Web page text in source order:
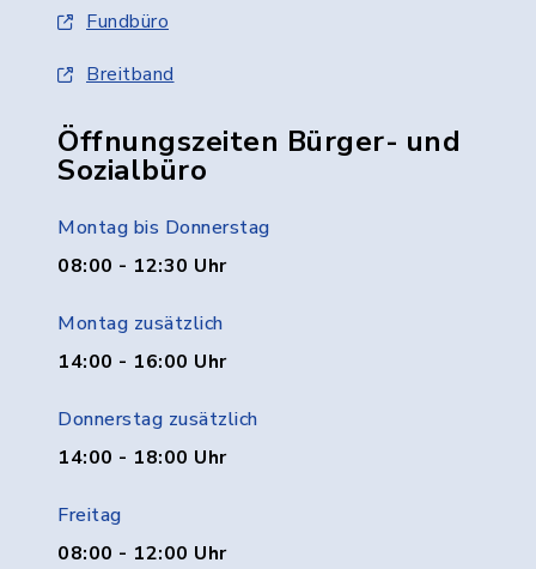
Fundbüro
Breitband
Öffnungszeiten Bürger- und
Sozialbüro
Montag bis Donnerstag
08:00 - 12:30 Uhr
Montag zusätzlich
14:00 - 16:00 Uhr
Donnerstag zusätzlich
14:00 - 18:00 Uhr
Freitag
08:00 - 12:00 Uhr